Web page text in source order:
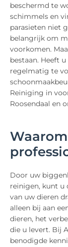
beschermd te
schimmels en
parasieten niet
belangrijk om
voorkomen.
bestaan. Heeft
regelmatig te
Reiniging in
Roosendaal en
Door uw
reinigen, kunt u
van uw dieren
alleen bij aan
dieren, het
die u levert. Bij
benodigde